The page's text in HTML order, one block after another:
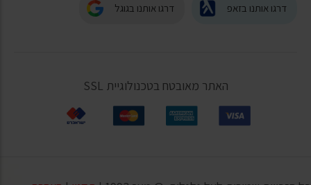
דרגו אותנו בזאפ דרגו אותנו בגוגל
האתר מאובטח בטכנולוגיית SSL